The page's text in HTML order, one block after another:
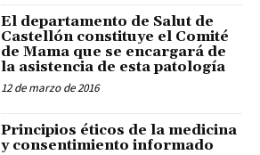
El departamento de Salut de
Castellón constituye el Comité
de Mama que se encargará de
la asistencia de esta patología
12 de marzo de 2016
Principios éticos de la medicina
y consentimiento informado